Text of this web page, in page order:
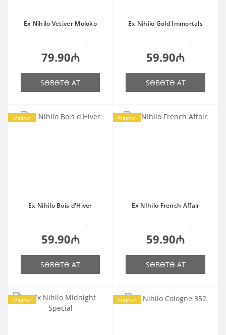
Ex Nihilo Vetiver Moloko
79.90₼
SƏBƏTƏ AT
Ex Nihilo Gold Immortals
59.90₼
SƏBƏTƏ AT
Məşhur
Ex Nihilo Bois d'Hiver
59.90₼
SƏBƏTƏ AT
Məşhur
Ex NIhilo French Affair
59.90₼
SƏBƏTƏ AT
Məşhur Məşhur